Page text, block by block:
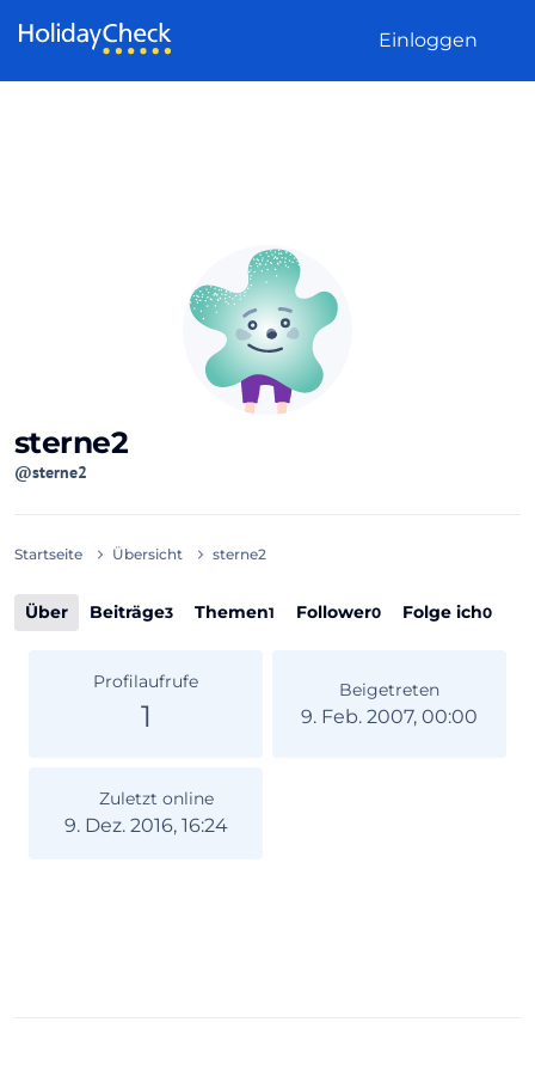
Einloggen
sterne2
@sterne2
Startseite Übersicht sterne2
Über Beiträge3 Themen1 Follower0 Folge ich0
Profilaufrufe
1
Beigetreten
9. Feb. 2007, 00:00
Zuletzt online
9. Dez. 2016, 16:24